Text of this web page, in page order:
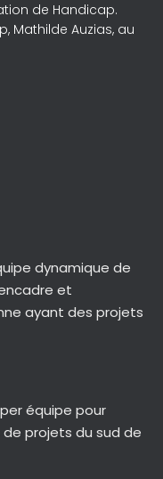
de Handicap.
Mathilde Auzias, au
dynamique de
et
ayant des projets
équipe pour
projets du sud de